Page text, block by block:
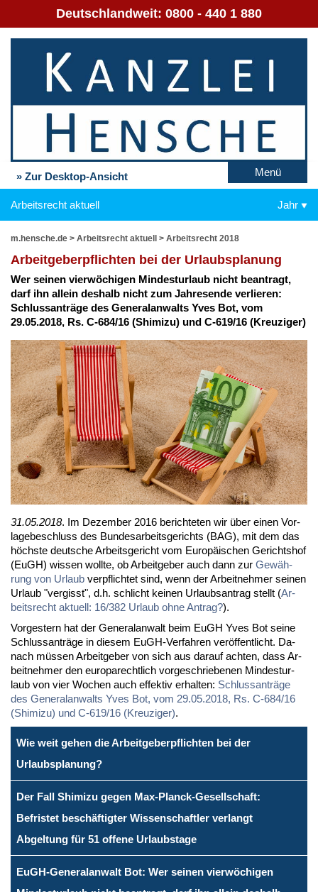
Deutschlandweit: 0800 - 440 1 880
» Zur Desktop-Ansicht Menü
Arbeitsrecht aktuell Jahr
m.hensche.de > Arbeitsrecht aktuell > Arbeitsrecht 2018
Ar­beit­ge­ber­pflich­ten bei der Ur­laubs­pla­nung
Wer sei­nen vier­wö­chi­gen Min­des­t­ur­laub nicht be­an­tragt,
darf ihn al­lein des­halb nicht zum Jah­res­en­de ver­lie­ren:
Schluss­an­trä­ge des Ge­ne­ral­an­walts Yves Bot, vom
29.05.2018, Rs. C-684/16 (Shi­mi­zu) und C-619/16 (Kreu­zi­ger)
31.05.2018. Im De­zem­ber 2016 be­rich­te­ten wir über ei­nen Vor­
la­ge­be­schluss des Bun­des­ar­beits­ge­richts (BAG), mit dem das
höchs­te deut­sche Ar­beits­ge­richt vom Eu­ro­päi­schen Ge­richts­hof
(EuGH) wis­sen woll­te, ob Ar­beit­ge­ber auch dann zur Ge­wäh­
rung von Ur­laub ver­pflich­tet sind, wenn der Ar­beit­neh­mer sei­nen
Ur­laub "ver­gisst", d.h. schlicht kei­nen Ur­laubs­an­trag stellt (Ar­
beits­recht ak­tu­ell: 16/382 Ur­laub oh­ne An­trag?).
Vor­ges­tern hat der Ge­ne­ral­an­walt beim EuGH Yves Bot sei­ne
Schluss­an­trä­ge in die­sem EuGH-Ver­fah­ren ver­öf­fent­licht. Da­
nach müs­sen Ar­beit­ge­ber von sich aus dar­auf ach­ten, dass Ar­
beit­neh­mer den eu­ro­pa­recht­lich vor­ge­schrie­be­nen Min­des­t­ur­
laub von vier Wo­chen auch ef­fek­tiv er­hal­ten: Schluss­an­trä­ge
des Ge­ne­ral­an­walts Yves Bot, vom 29.05.2018, Rs. C-684/16
(Shi­mi­zu) und C-619/16 (Kreu­zi­ger).
Wie weit gehen die Arbeitgeberpflichten bei der
Urlaubsplanung?
Der Fall Shimizu gegen Max-Planck-Gesellschaft:
Befristet beschäftigter Wissenschaftler verlangt
Abgeltung für 51 offene Urlaubstage
EuGH-Generalanwalt Bot: Wer seinen vierwöchigen